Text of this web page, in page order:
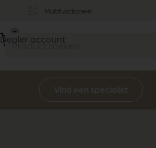
Multifunctioneel
Dealer account
0